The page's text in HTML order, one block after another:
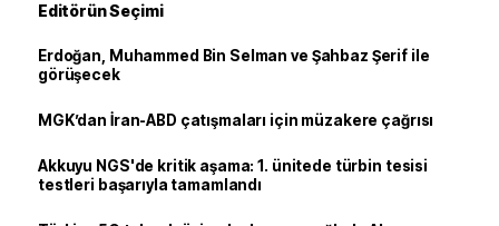
Editörün Seçimi
Erdoğan, Muhammed Bin Selman ve Şahbaz Şerif ile
görüşecek
MGK’dan İran-ABD çatışmaları için müzakere çağrısı
Akkuyu NGS'de kritik aşama: 1. ünitede türbin tesisi
testleri başarıyla tamamlandı